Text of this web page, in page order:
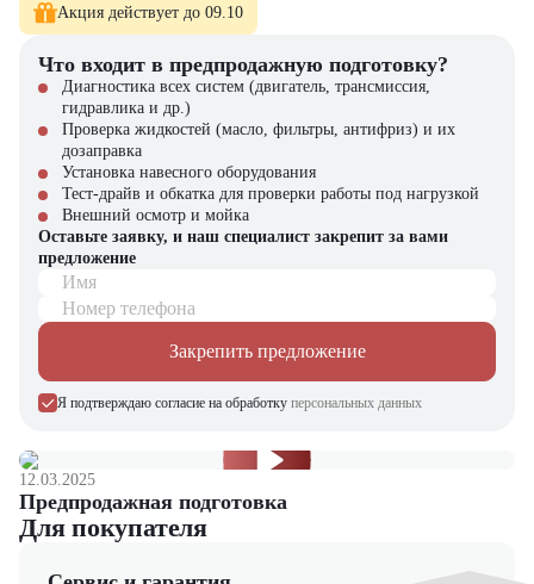
Сервисное обслуживание
Гибкие программы финансирования
В каталоге "ЦТО" представлен широкий выбор строительной
техники, включая автобетоносмесители различных модификаций.
Наши специалисты помогут подобрать оптимальную модель под
ваши задачи. Звоните сегодня для получения персонального
коммерческого предложения!
Акция действует до 09.10
Что входит в предпродажную подготовку?
Диагностика всех систем (двигатель, трансмиссия,
гидравлика и др.)
Проверка жидкостей (масло, фильтры, антифриз) и их
дозаправка
Установка навесного оборудования
Тест-драйв и обкатка для проверки работы под нагрузкой
Внешний осмотр и мойка
Оставьте заявку, и наш специалист закрепит за вами
предложение
Имя
Номер телефона
Закрепить предложение
Я подтверждаю согласие на обработку персональных данных
12.03.2025
Предпродажная подготовка
Для покупателя